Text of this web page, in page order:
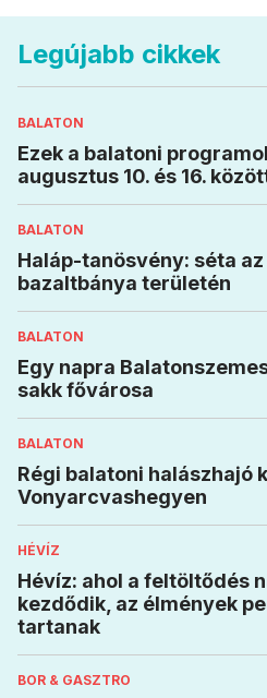
Legújabb cikkek
BALATON
Ezek a balatoni
augusztus 10. és 16.
BALATON
Haláp-tanösvény: séta
bazaltbánya területén
BALATON
Egy napra
sakk fővárosa
BALATON
Régi balatoni halászhajó
Vonyarcvashegyen
HÉVÍZ
Hévíz: ahol a feltöltődés
kezdődik, az élmények
tartanak
BOR & GASZTRO